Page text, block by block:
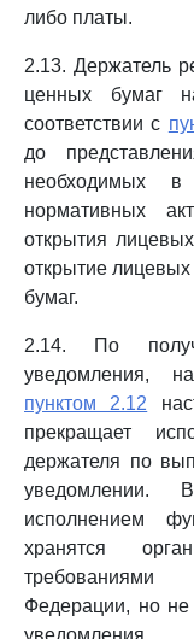
либо платы.
2.13. Держатель
ценных бумаг
соответствии с
до
необходимых в
нормативных
открытия
открытие
бумаг.
2.14. По
уведомления,
пунктом 2.12
прекращает
держателя по
уведомлении.
исполнением
хранятся
требованиями
Федерации, но
уведомления.